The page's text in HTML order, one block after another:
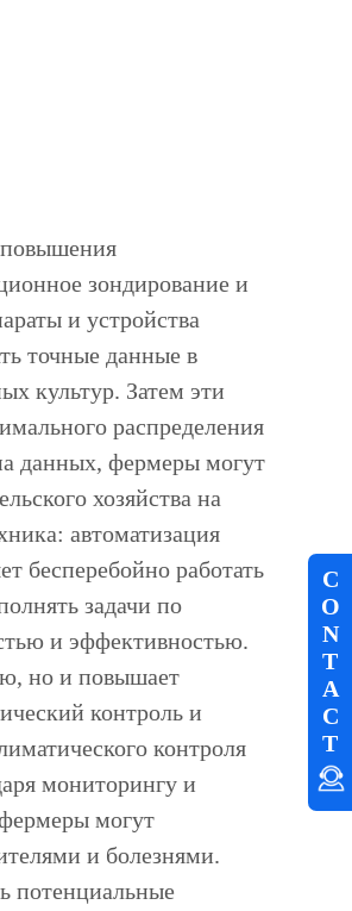
повышения
зондирование и
и устройства
точные данные в
культур. Затем эти
распределения
данных, фермеры могут
хозяйства на
автоматизация
бесперебойно работать
задачи по
и эффективностью.
но и повышает
контроль и
контроля
мониторингу и
могут
и болезнями.
потенциальные
C
O
N
T
A
C
T